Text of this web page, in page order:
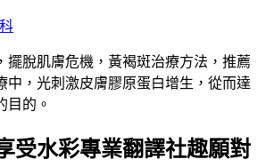
擺脫肌膚危機，黃褐斑治療方法，推薦
中，光刺激皮膚膠原蛋白增生，從而達
目的。
受水彩專業翻譯社趣願對